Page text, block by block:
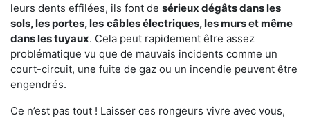
leurs dents effilées, ils font de sérieux dégâts dans les
sols, les portes, les câbles électriques, les murs et même
dans les tuyaux. Cela peut rapidement être assez
problématique vu que de mauvais incidents comme un
court-circuit, une fuite de gaz ou un incendie peuvent être
engendrés.
Ce n’est pas tout ! Laisser ces rongeurs vivre avec vous,